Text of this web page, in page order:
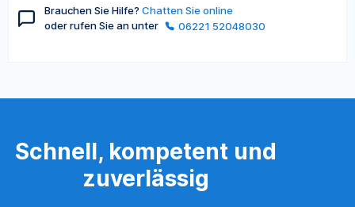
Brauchen Sie Hilfe? Chatten Sie online
oder rufen Sie an unter
06221 52048030
Schnell, kompetent und
zuverlässig